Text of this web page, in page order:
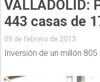
VALLADOLID:
443 casas de
09 de febrero de 2013
Inversión de un millón